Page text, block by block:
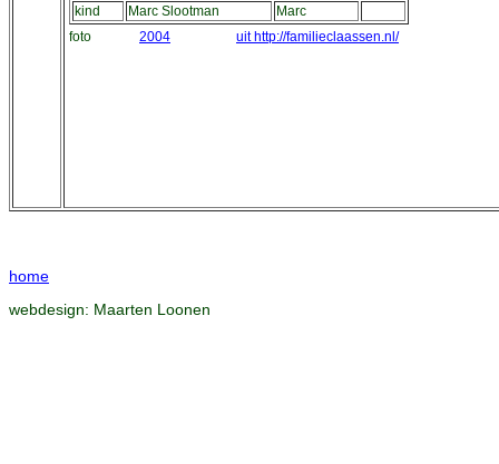
kind
Marc Slootman
Marc
foto
2004 uit http://familieclaassen.nl/
home
webdesign: Maarten Loonen